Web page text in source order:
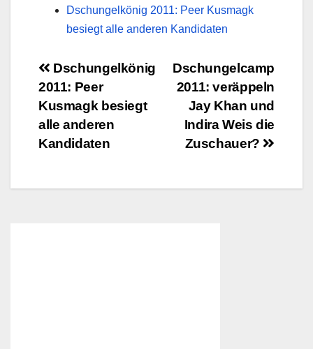
Dschungelkönig 2011: Peer Kusmagk
besiegt alle anderen Kandidaten
BeitragsnavigationDschungelcamp
2011: veräppeln
Jay Khan und
Indira Weis die
Zuschauer?
Dschungelkönig
2011: Peer
Kusmagk besiegt
alle anderen
Kandidaten